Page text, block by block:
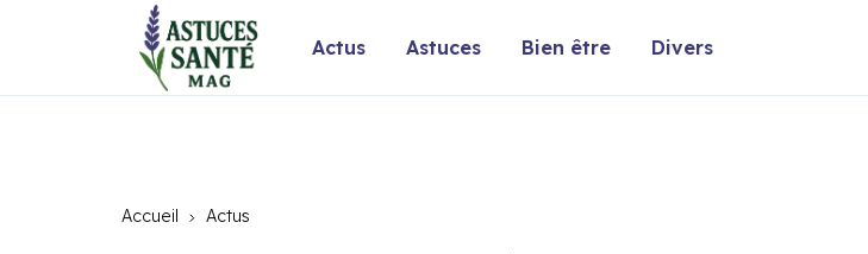
Actus Astuces Bien être Divers
Accueil Actus